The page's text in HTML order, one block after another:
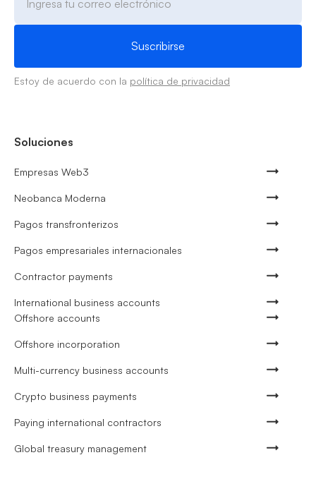
Estoy de acuerdo con la política de privacidad
Soluciones
Empresas Web3
Neobanca Moderna
Pagos transfronterizos
Pagos empresariales internacionales
Contractor payments
International business accounts
Offshore accounts
Offshore incorporation
Multi-currency business accounts
Crypto business payments
Paying international contractors
Global treasury management